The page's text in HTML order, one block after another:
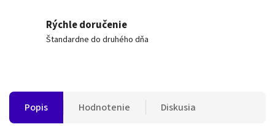
Rýchle doručenie
Štandardne do druhého dňa
Popis Hodnotenie Diskusia